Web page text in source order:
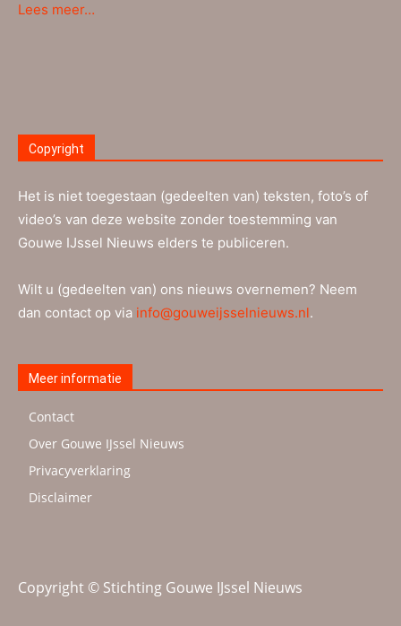
Lees meer…
Copyright
Het is niet toegestaan (gedeelten van) teksten, foto’s of
video’s van deze website zonder toestemming van
Gouwe IJssel Nieuws elders te publiceren.
Wilt u (gedeelten van) ons nieuws overnemen? Neem
dan contact op via info@gouweijsselnieuws.nl.
Meer informatie
Contact
Over Gouwe IJssel Nieuws
Privacyverklaring
Disclaimer
Copyright © Stichting Gouwe IJssel Nieuws